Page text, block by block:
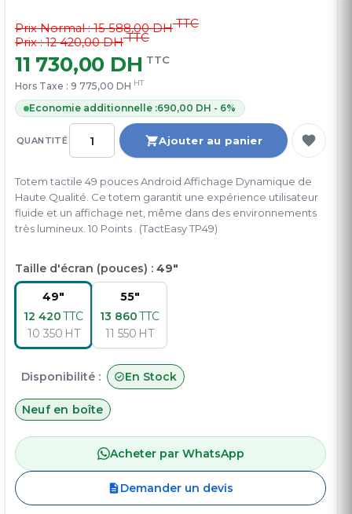
QUANTITÉ Ajouter au panier
Prix Normal :15 588,00 DHTTC
Prix : 12 420,00 DHTTC
11 730,00 DH TTC
Hors Taxe : 9 775,00 DH HT
Economie additionnelle :690,00 DH - 6%
Totem tactile 49 pouces Android Affichage Dynamique de
Haute Qualité. Ce totem garantit une expérience utilisateur
fluide et un affichage net, même dans des environnements
très lumineux. 10 Points . (TactEasy TP49)
Taille d'écran (pouces) : 49"
49"
12 420TTC
10 350 HT
55"
13 860TTC
11 550 HT
Disponibilité : En Stock
Neuf en boîte
Acheter par WhatsApp
Demander un devis